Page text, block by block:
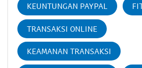
KEUNTUNGAN PAYPAL
TRANSAKSI ONLINE
KEAMANAN TRANSAKSI